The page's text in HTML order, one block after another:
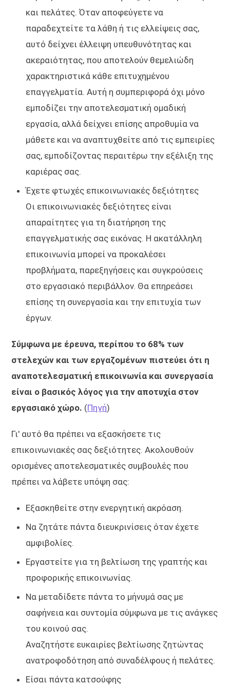
και πελάτες. Όταν αποφεύγετε να
παραδεχτείτε τα λάθη ή τις ελλείψεις σας,
αυτό δείχνει έλλειψη υπευθυνότητας και
ακεραιότητας, που αποτελούν θεμελιώδη
χαρακτηριστικά κάθε επιτυχημένου
επαγγελματία. Αυτή η συμπεριφορά όχι μόνο
εμποδίζει την αποτελεσματική ομαδική
εργασία, αλλά δείχνει επίσης απροθυμία να
μάθετε και να αναπτυχθείτε από τις εμπειρίες
σας, εμποδίζοντας περαιτέρω την εξέλιξη της
καριέρας σας.
Έχετε φτωχές επικοινωνιακές δεξιότητες
Οι επικοινωνιακές δεξιότητες είναι
απαραίτητες για τη διατήρηση της
επαγγελματικής σας εικόνας. Η ακατάλληλη
επικοινωνία μπορεί να προκαλέσει
προβλήματα, παρεξηγήσεις και συγκρούσεις
στο εργασιακό περιβάλλον. Θα επηρεάσει
επίσης τη συνεργασία και την επιτυχία των
έργων.
Σύμφωνα με έρευνα, περίπου το 68% των
στελεχών και των εργαζομένων πιστεύει ότι η
αναποτελεσματική επικοινωνία και συνεργασία
είναι ο βασικός λόγος για την αποτυχία στον
εργασιακό χώρο. (Πηγή)
Γι' αυτό θα πρέπει να εξασκήσετε τις
επικοινωνιακές σας δεξιότητες. Ακολουθούν
ορισμένες αποτελεσματικές συμβουλές που
πρέπει να λάβετε υπόψη σας:
Εξασκηθείτε στην ενεργητική ακρόαση.
Να ζητάτε πάντα διευκρινίσεις όταν έχετε
αμφιβολίες.
Εργαστείτε για τη βελτίωση της γραπτής και
προφορικής επικοινωνίας.
Να μεταδίδετε πάντα το μήνυμά σας με
σαφήνεια και συντομία σύμφωνα με τις ανάγκες
του κοινού σας.
Αναζητήστε ευκαιρίες βελτίωσης ζητώντας
ανατροφοδότηση από συναδέλφους ή πελάτες.
Είσαι πάντα κατσούφης